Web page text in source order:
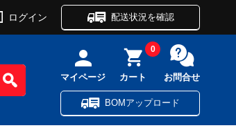
ログイン 配送状況を確認
マイページ カート
0
お問合せ
BOMアップロード